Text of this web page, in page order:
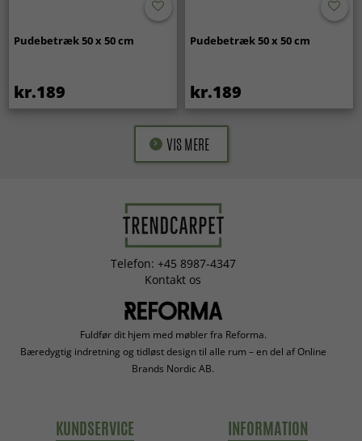
Pudebetræk 50 x 50 cm
kr.189
Pudebetræk 50 x 50 cm
kr.189
VIS MERE
Telefon: +45 8987-4347
Kontakt os
Fuldfør dit hjem med møbler fra Reforma.
Bæredygtig indretning og tidløst design til alle rum – en del af Online
Brands Nordic AB.
KUNDSERVICE INFORMATION